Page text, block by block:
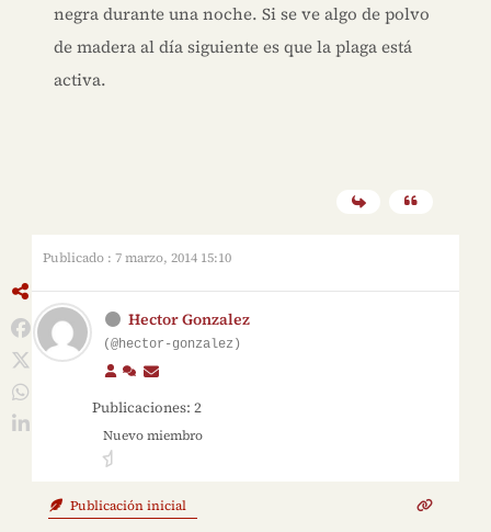
negra durante una noche. Si se ve algo de polvo
de madera al día siguiente es que la plaga está
activa.
Publicado : 7 marzo, 2014 15:10
Hector Gonzalez
(@hector-gonzalez)
Publicaciones: 2
Nuevo miembro
Publicación inicial